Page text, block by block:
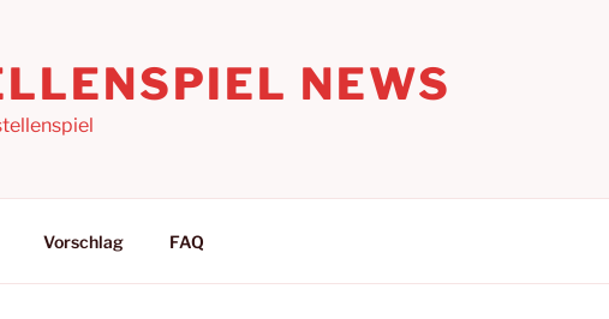
NEWS
Vorschlag FAQ